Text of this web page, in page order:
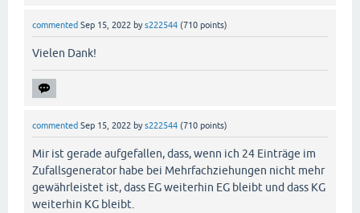
commented Sep 15, 2022 bys222544 (710 points)
Vielen Dank!
commented Sep 15, 2022 bys222544 (710 points)
Mir ist gerade aufgefallen, dass, wenn ich 24 Einträge im
Zufallsgenerator habe bei Mehrfachziehungen nicht mehr
gewährleistet ist, dass EG weiterhin EG bleibt und dass KG
weiterhin KG bleibt.